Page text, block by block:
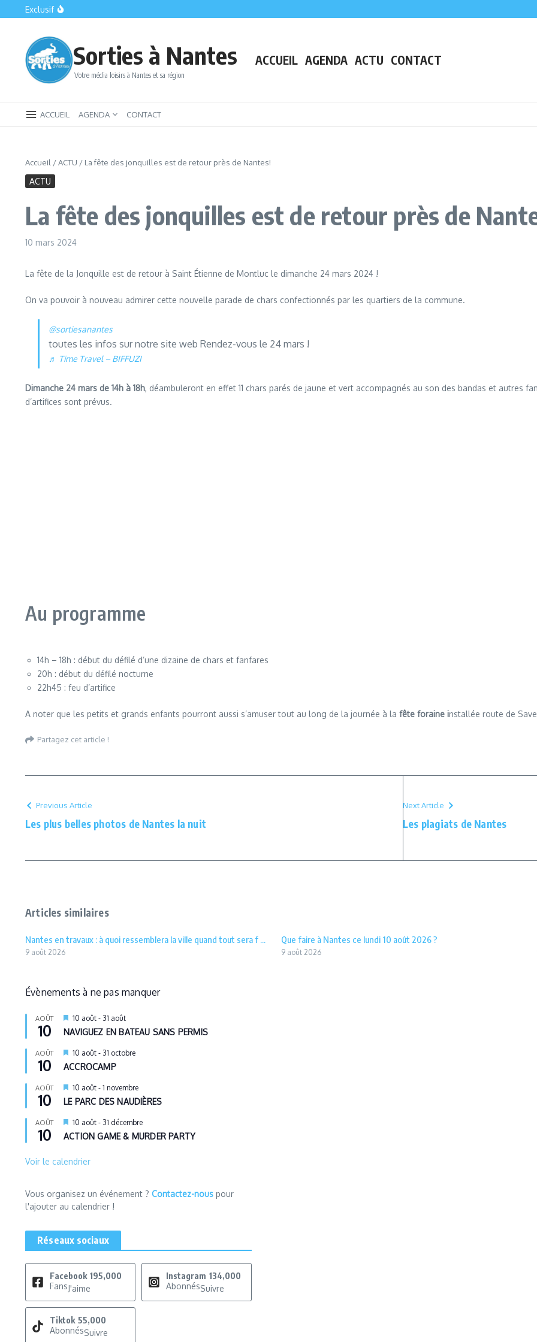
Aller au contenu
Exclusif
Nantes gratuit : le guide des sorties et activités sans dépenser un centime
Sorties à Nantes
Votre média loisirs à Nantes et sa région
ACCUEIL AGENDA ACTU CONTACT
ACCUEIL AGENDA CONTACT
Accueil /ACTU / La fête des jonquilles est de retour près de Nantes!
ACTU
La fête des jonquilles est de retour près de
10 mars 2024
La fête de la Jonquille est de retour à Saint Étienne de Montluc le dimanche 24 mars 2024 !
On va pouvoir à nouveau admirer cette nouvelle parade de chars confectionnés par les quartiers de la commune.
@sortiesanantes
toutes les infos sur notre site web Rendez-vous le 24 mars !
♬ Time Travel – BIFFUZI
Dimanche 24 mars de 14h à 18h, déambuleront en effet 11 chars parés de jaune et vert accompagnés au son des bandas et autres
d’artifices sont prévus.
Au programme
14h – 18h : début du défilé d’une dizaine de chars et fanfares
20h : début du défilé nocturne
22h45 : feu d’artifice
A noter que les petits et grands enfants pourront aussi s’amuser tout au long de la journée à la fête foraine installée route de
Partagez cet article !
Previous Article
Les plus belles photos de Nantes la nuit
Next Article
Les plagiats de Nantes
Articles similaires
Nantes en travaux : à quoi ressemblera la ville quand tout sera f ...
9 août 2026
Que faire à Nantes ce lundi 10 août 2026 ?
9 août 2026
Évènements à ne pas manquer
AOÛT
10
Mis
en
avant
10 août - 31 août
NAVIGUEZ EN BATEAU SANS PERMIS
AOÛT
10
Mis
en
avant
10 août - 31 octobre
ACCROCAMP
AOÛT
10
Mis
en
avant
10 août - 1 novembre
LE PARC DES NAUDIÈRES
AOÛT
10
Mis
en
avant
10 août - 31 décembre
ACTION GAME & MURDER PARTY
Voir le calendrier
Vous organisez un événement ? Contactez-nous pour
l'ajouter au calendrier !
Réseaux sociaux
Facebook 195,000
FansJ'aime
Instagram 134,000
AbonnésSuivre
Tiktok 55,000
AbonnésSuivre